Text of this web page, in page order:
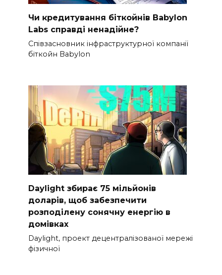
Чи кредитування біткойнів Babylon
Labs справді ненадійне?
Співзасновник інфраструктурної компанії
біткойн Babylon
Daylight збирає 75 мільйонів
доларів, щоб забезпечити
розподілену сонячну енергію в
домівках
Daylight, проект децентралізованої мережі
фізичної